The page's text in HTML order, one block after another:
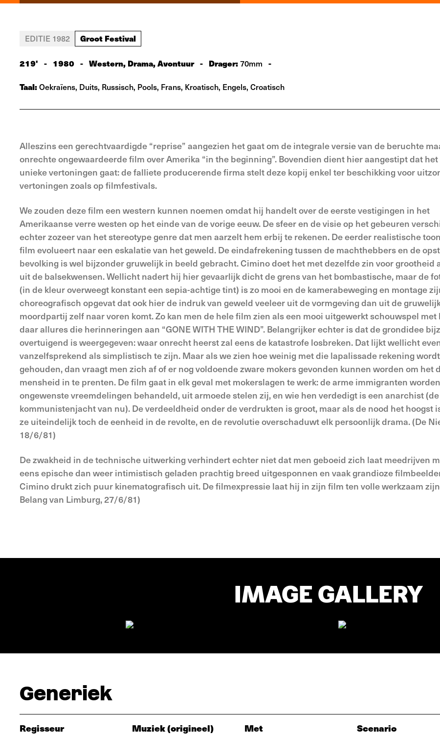
EDITIE 1982 Groot Festival
219' - 1980 - Western, Drama, Avontuur - Drager:70mm -
Taal:Oekraïens, Duits, Russisch, Pools, Frans, Kroatisch, Engels, Croatisch
Alleszins een gerechtvaardigde “reprise” aangezien het gaat om de integrale versie van de beruchte
onrechte ongewaardeerde film over Amerika “in the beginning”. Bovendien dient hier aangestipt dat het
unieke vertoningen gaat: de falliete producerende firma stelt deze kopij enkel ter beschikking voor
vertoningen zoals op filmfestivals.
We zouden deze film een western kunnen noemen omdat hij handelt over de eerste vestigingen in het
Amerikaanse verre westen op het einde van de vorige eeuw. De sfeer en de visie op het gebeuren
echter zozeer van het stereotype genre dat men aarzelt hem erbij te rekenen. De eerder realistische
film evolueert naar een eskalatie van het geweld. De eindafrekening tussen de machthebbers en de
bevolking is wel bijzonder gruwelijk in beeld gebracht. Cimino doet het met dezelfde zin voor grootheid
uit de balsekwensen. Wellicht nadert hij hier gevaarlijk dicht de grens van het bombastische, maar de
(in de kleur overweegt konstant een sepia-achtige tint) is zo mooi en de kamerabeweging en montage
choreografisch opgevat dat ook hier de indruk van geweld veeleer uit de vormgeving dan uit de
moordpartij zelf naar voren komt. Zo kan men de hele film zien als een mooi uitgewerkt schouwspel met
daar allures die herinneringen aan “GONE WITH THE WIND”. Belangrijker echter is dat de grondidee
overtuigend is weergegeven: waar onrecht heerst zal eens de katastrofe losbreken. Dat lijkt wellicht
vanzelfsprekend als simplistisch te zijn. Maar als we zien hoe weinig met die lapalissade rekening wordt
gehouden, dan vraagt men zich af of er nog voldoende zware mokers gevonden kunnen worden om het
mensheid in te prenten. De film gaat in elk geval met mokerslagen te werk: de arme immigranten
ongewenste vreemdelingen behandeld, uit armoede stelen zij, en wie hen verdedigt is een anarchist (de
kommunistenjacht van nu). De verdeeldheid onder de verdrukten is groot, maar als de nood het hoogst
ze uiteindelijk toch de eenheid in de revolte, en de revolutie overschaduwt elk persoonlijk drama. (De
18/6/81)
De zwakheid in de technische uitwerking verhindert echter niet dat men geboeid zich laat meedrijven
eens epische dan weer intimistisch geladen prachtig breed uitgesponnen en vaak grandioze
Cimino drukt zich puur kinematografisch uit. De filmexpressie laat hij in zijn film ten volle werkzaam
Belang van Limburg, 27/6/81)
IMAGE GALLERY
Generiek
Regisseur Muziek (origineel) Met Scenario